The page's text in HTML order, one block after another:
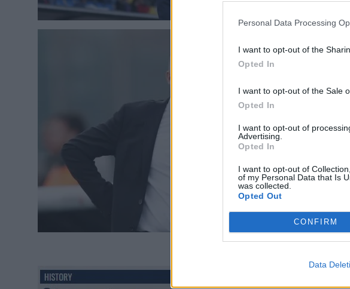
Personal Data Processing
I want to opt-out of the
Opted In
I want to opt-out of the Sale
Opted In
I want to opt-out of
Advertising.
Opted In
I want to opt-out of
of my Personal Data that Is
was collected.
Opted Out
CONFIRM
Data